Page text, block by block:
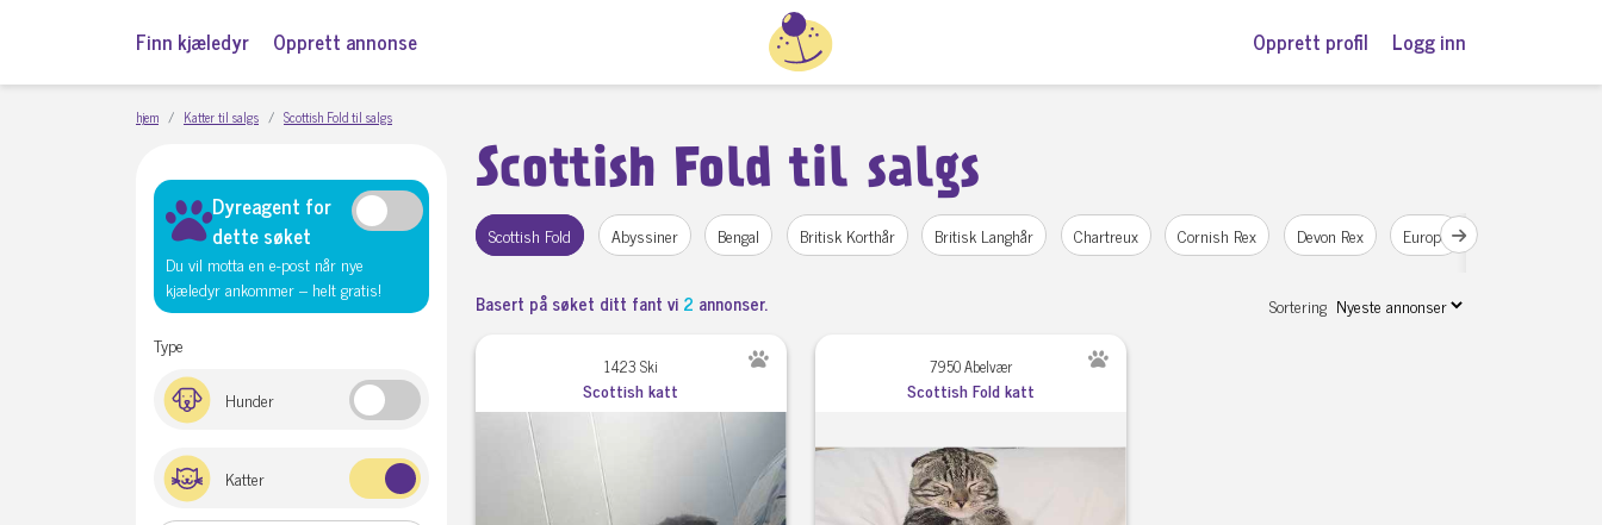
Finn kjæledyr Opprett annonse Opprett profil Logg inn
hjem Katter til salgs Scottish Fold til salgs
Dyreagent for
dette søket
Du vil motta en e-post når nye
kjæledyr ankommer – helt gratis!
Type
Hunder
Katter
Scottish Fold til salgs
Scottish Fold Abyssiner Bengal Britisk Korthår Britisk Langhår Chartreux Cornish Rex Devon Rex Europé
Basert på søket ditt fant vi 2 annonser. Sortering
1423 Ski
Scottish katt
7950 Abelvær
Scottish Fold katt